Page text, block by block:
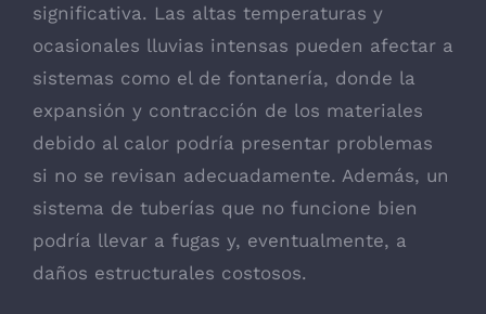
significativa. Las altas temperaturas y
ocasionales lluvias intensas pueden afectar a
sistemas como el de fontanería, donde la
expansión y contracción de los materiales
debido al calor podría presentar problemas
si no se revisan adecuadamente. Además, un
sistema de tuberías que no funcione bien
podría llevar a fugas y, eventualmente, a
daños estructurales costosos.